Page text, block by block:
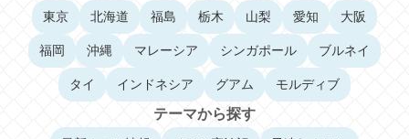
東京 北海道 福島 栃木 山梨 愛知 大阪
福岡 沖縄 マレーシア シンガポール ブルネイ
タイ インドネシア グアム モルディブ
テーマから探す